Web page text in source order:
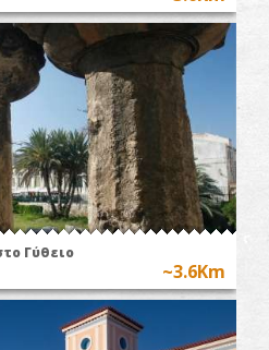
Γύθειο
~3.6Km